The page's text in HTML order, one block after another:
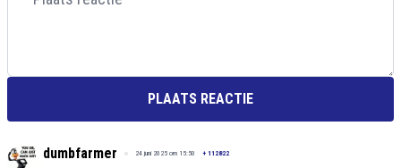
PLAATS REACTIE
dumbfarmer 24 juni 2025 om 15:50 + 112822